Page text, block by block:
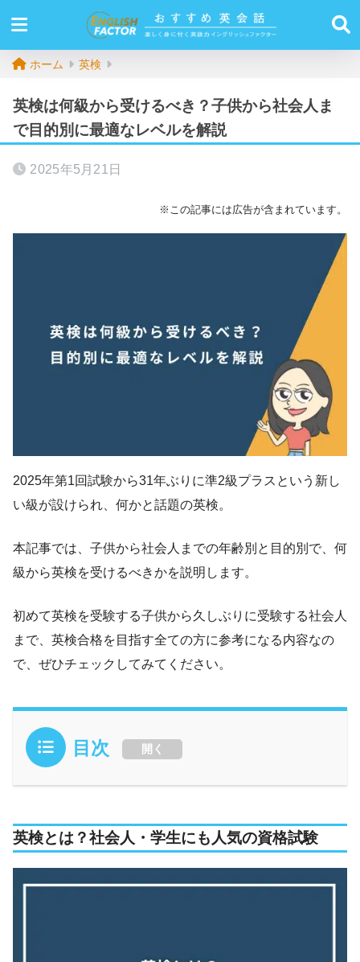
ホーム 英検
英検は何級から受けるべき？子供から社会人ま
で目的別に最適なレベルを解説
2025年5月21日
※この記事には広告が含まれています。
2025年第1回試験から31年ぶりに準2級プラスという新し
い級が設けられ、何かと話題の英検。
本記事では、子供から社会人までの年齢別と目的別で、何
級から英検を受けるべきかを説明します。
初めて英検を受験する子供から久しぶりに受験する社会人
まで、英検合格を目指す全ての方に参考になる内容なの
で、ぜひチェックしてみてください。
目次 開く
英検とは？社会人・学生にも人気の資格試験